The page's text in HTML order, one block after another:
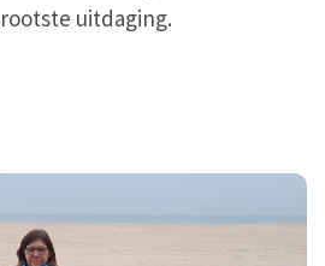
uitdaging.